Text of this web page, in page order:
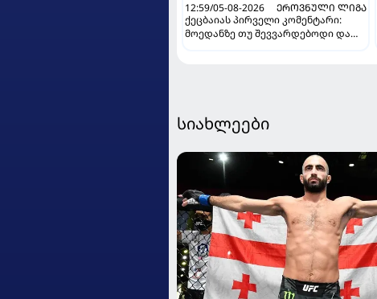
12:59/05-08-2026
ᲔᲠᲝᲕᲜᲣᲚᲘ ᲚᲘᲒᲐ
ქეცბაიას პირველი კომენტარი:
მოედანზე თუ შევვარდებოდი და
სიახლეები